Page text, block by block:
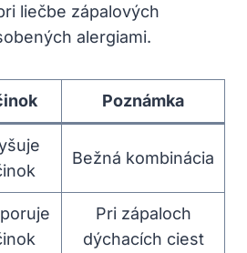
liečbe zápalových
alergiami.
Poznámka
Bežná kombinácia
Pri zápaloch
dýchacích ciest